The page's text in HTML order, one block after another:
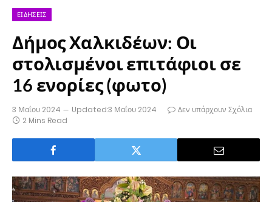
ΕΙΔΉΣΕΙΣ
Δήμος Χαλκιδέων: Οι
στολισμένοι επιτάφιοι σε
16 ενορίες (φωτο)
3 Μαΐου 2024 Updated:3 Μαΐου 2024
Δεν υπάρχουν Σχόλια
2 Mins Read